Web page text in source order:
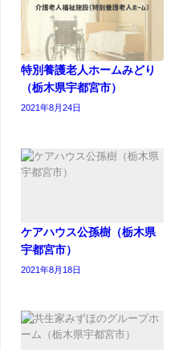
特別養護老人ホームみどり
（栃木県宇都宮市）
2021年8月24日
ケアハウス公孫樹（栃木県
宇都宮市）
2021年8月18日